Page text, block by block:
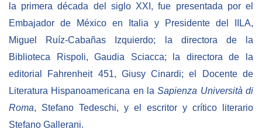
la primera década del siglo XXI, fue presentada por el
Embajador de México en Italia y Presidente del IILA,
Miguel Ruíz-Cabañas Izquierdo; la directora de la
Biblioteca Rispoli, Gaudia Sciacca; la directora de la
editorial Fahrenheit 451, Giusy Cinardi; el Docente de
Literatura Hispanoamericana en laSapienza Università di
Roma, Stefano Tedeschi, y el escritor y crítico literario
Stefano Gallerani.